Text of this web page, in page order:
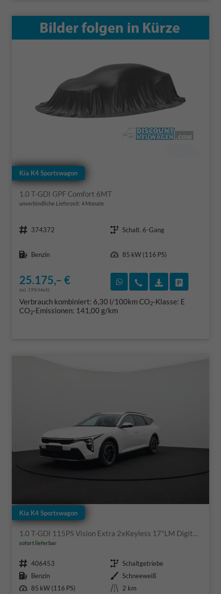
Kia K4 Sportswagon
1.0 T-GDI GPF Comfort 6MT
unverbindliche Lieferzeit: 4 Monate
374372
Schalt. 6-Gang
Benzin
85 kW (116 PS)
25.175,– €
incl. 19% MwSt.
Rückruf vereinbaren
Wir rufen Sie an
Verbrauch kombiniert: 6,30 l/100kmCO2-Klasse: E
CO2-Emissionen: 141,00 g/km
Kia K4 Sportswagon
1.0 T-GDI 115PS Vision Extra 2xKeyless 17"LM Digital Cockpit Klimaautomatik Sitzheizung Navi ACC PDC v+h Rückf.Kamera DAB Bluetooth Touchscreen Apple CarPlay Android Auto abged.Scheiben
sofort lieferbar
Fahrzeugnr. 406453 Getriebe Schaltgetriebe
Kraftstoff Benzin Außenfarbe Schneeweiß
Leistung 85 kW (116 PS) Kilometerstand 2 km